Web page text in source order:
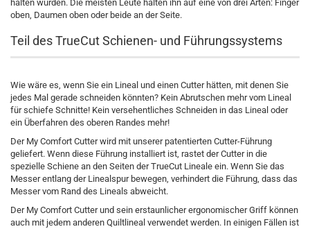
halten würden. Die meisten Leute halten ihn auf eine von drei Arten: Finger
oben, Daumen oben oder beide an der Seite.
Teil des TrueCut Schienen- und Führungssystems
Wie wäre es, wenn Sie ein Lineal und einen Cutter hätten, mit denen Sie
jedes Mal gerade schneiden könnten? Kein Abrutschen mehr vom Lineal
für schiefe Schnitte! Kein versehentliches Schneiden in das Lineal oder
ein Überfahren des oberen Randes mehr!
Der My Comfort Cutter wird mit unserer patentierten Cutter-Führung
geliefert. Wenn diese Führung installiert ist, rastet der Cutter in die
spezielle Schiene an den Seiten der TrueCut Lineale ein. Wenn Sie das
Messer entlang der Linealspur bewegen, verhindert die Führung, dass das
Messer vom Rand des Lineals abweicht.
Der My Comfort Cutter und sein erstaunlicher ergonomischer Griff können
auch mit jedem anderen Quiltlineal verwendet werden. In einigen Fällen ist